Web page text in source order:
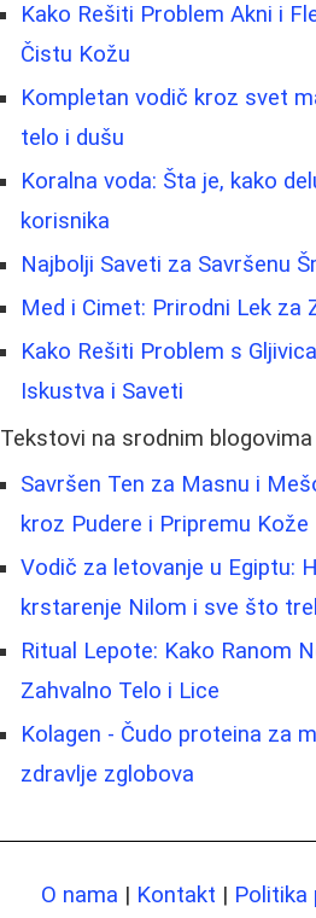
Kako Rešiti Problem Akni i
Čistu Kožu
Kompletan vodič kroz svet
telo i dušu
Koralna voda: Šta je, kako
korisnika
Najbolji Saveti za Savršenu
Med i Cimet: Prirodni Lek za
Kako Rešiti Problem s
Iskustva i Saveti
Tekstovi na srodnim blogovima
Savršen Ten za Masnu i
kroz Pudere i Pripremu Kože
Vodič za letovanje u Egiptu:
krstarenje Nilom i sve što
Ritual Lepote: Kako Ranom
Zahvalno Telo i Lice
Kolagen - Čudo proteina za
zdravlje zglobova
O nama | Kontakt | Politika